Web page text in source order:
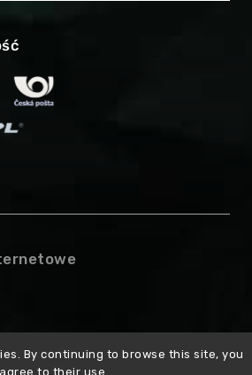
By continuing to browse this site, you
agree to their use.